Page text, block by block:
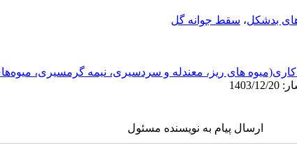
بدشکل، سقط جوانه گل
کاری(میوه های ریز، معندله و سردسیری، نیمه گرمسیری،
ارسال پیام به نویسنده مسئول